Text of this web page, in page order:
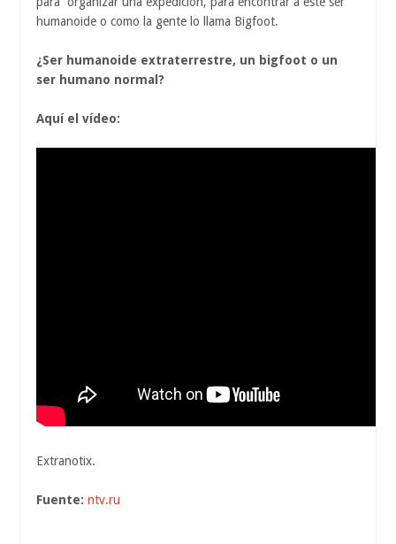
humanoide o como la gente lo llama Bigfoot.
¿Ser humanoide extraterrestre, un bigfoot o un
ser humano normal?
Aquí el vídeo:
Extranotix.
Fuente: ntv.ru